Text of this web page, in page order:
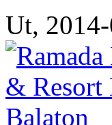
Ut,